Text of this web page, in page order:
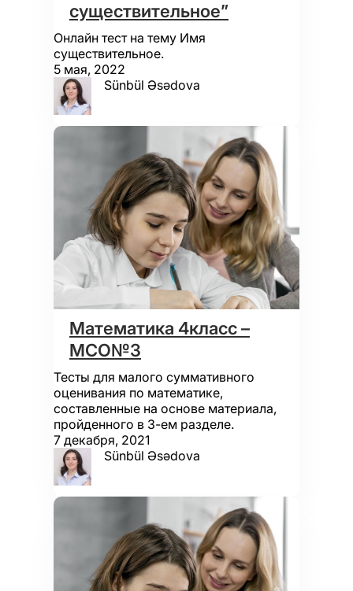
существительное”
Онлайн тест на тему Имя
существительное.
5 мая, 2022
Sünbül Əsədova
Математика 4класс –
МСО№3
Тесты для малого суммативного
оценивания по математике,
составленные на основе материала,
пройденного в 3-ем разделе.
7 декабря, 2021
Sünbül Əsədova